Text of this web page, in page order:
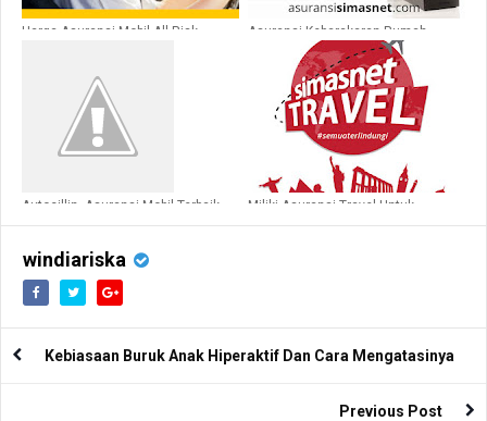
Harga Asuransi Mobil All Risk
Asuransi Kebarakaran Rumah
Terbaik dari Simasnet
Autocillin, Asuransi Mobil Terbaik
Miliki Asuransi Travel Untuk
windiariska
Kebiasaan Buruk Anak Hiperaktif Dan Cara Mengatasinya
Previous Post